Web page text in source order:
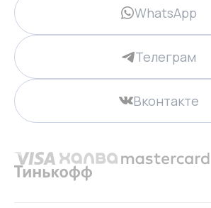
WhatsApp
Телеграм
Вконтакте